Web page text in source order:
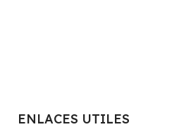
ENLACES UTILES